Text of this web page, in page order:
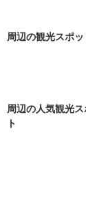
周辺の観光スポッ
周辺の人気観光ス
ト